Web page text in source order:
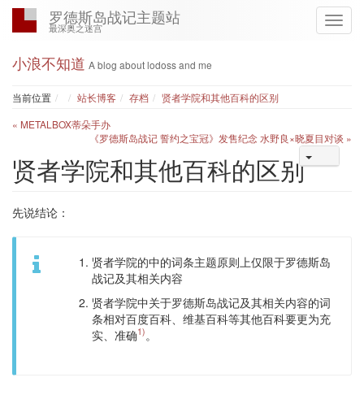
罗德斯岛战记主题站
最深奥之迷宫
小浪不知道 A blog about lodoss and me
当前位置 Home
站长博客 存档
贤者学院和其他百科的区别
« METALBOX蒂朵手办
《罗德斯岛战记 誓约之宝冠》发售纪念 水野良×晓夏目对谈 »
贤者学院和其他百科的区别
先说结论：
贤者学院的中的词条主题原则上仅限于罗德斯岛
战记及其相关内容
贤者学院中关于罗德斯岛战记及其相关内容的词
条相对百度百科、维基百科等其他百科要更为充
实、准确1) 。